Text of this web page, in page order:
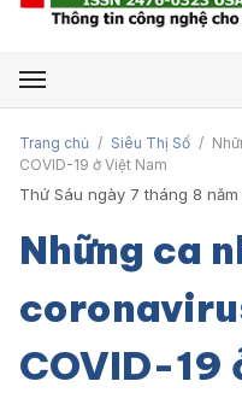
Mở menu
Trang chủ / Siêu Thị Số /
COVID-19 ở Việt Nam
Thứ Sáu ngày 7 tháng 8 năm
Những ca
COVID-19